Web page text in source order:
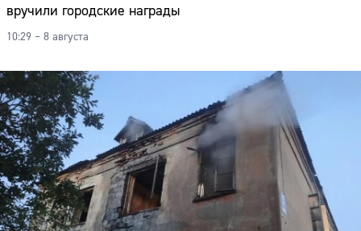
вручили городские награды
10:29 – 8 августа